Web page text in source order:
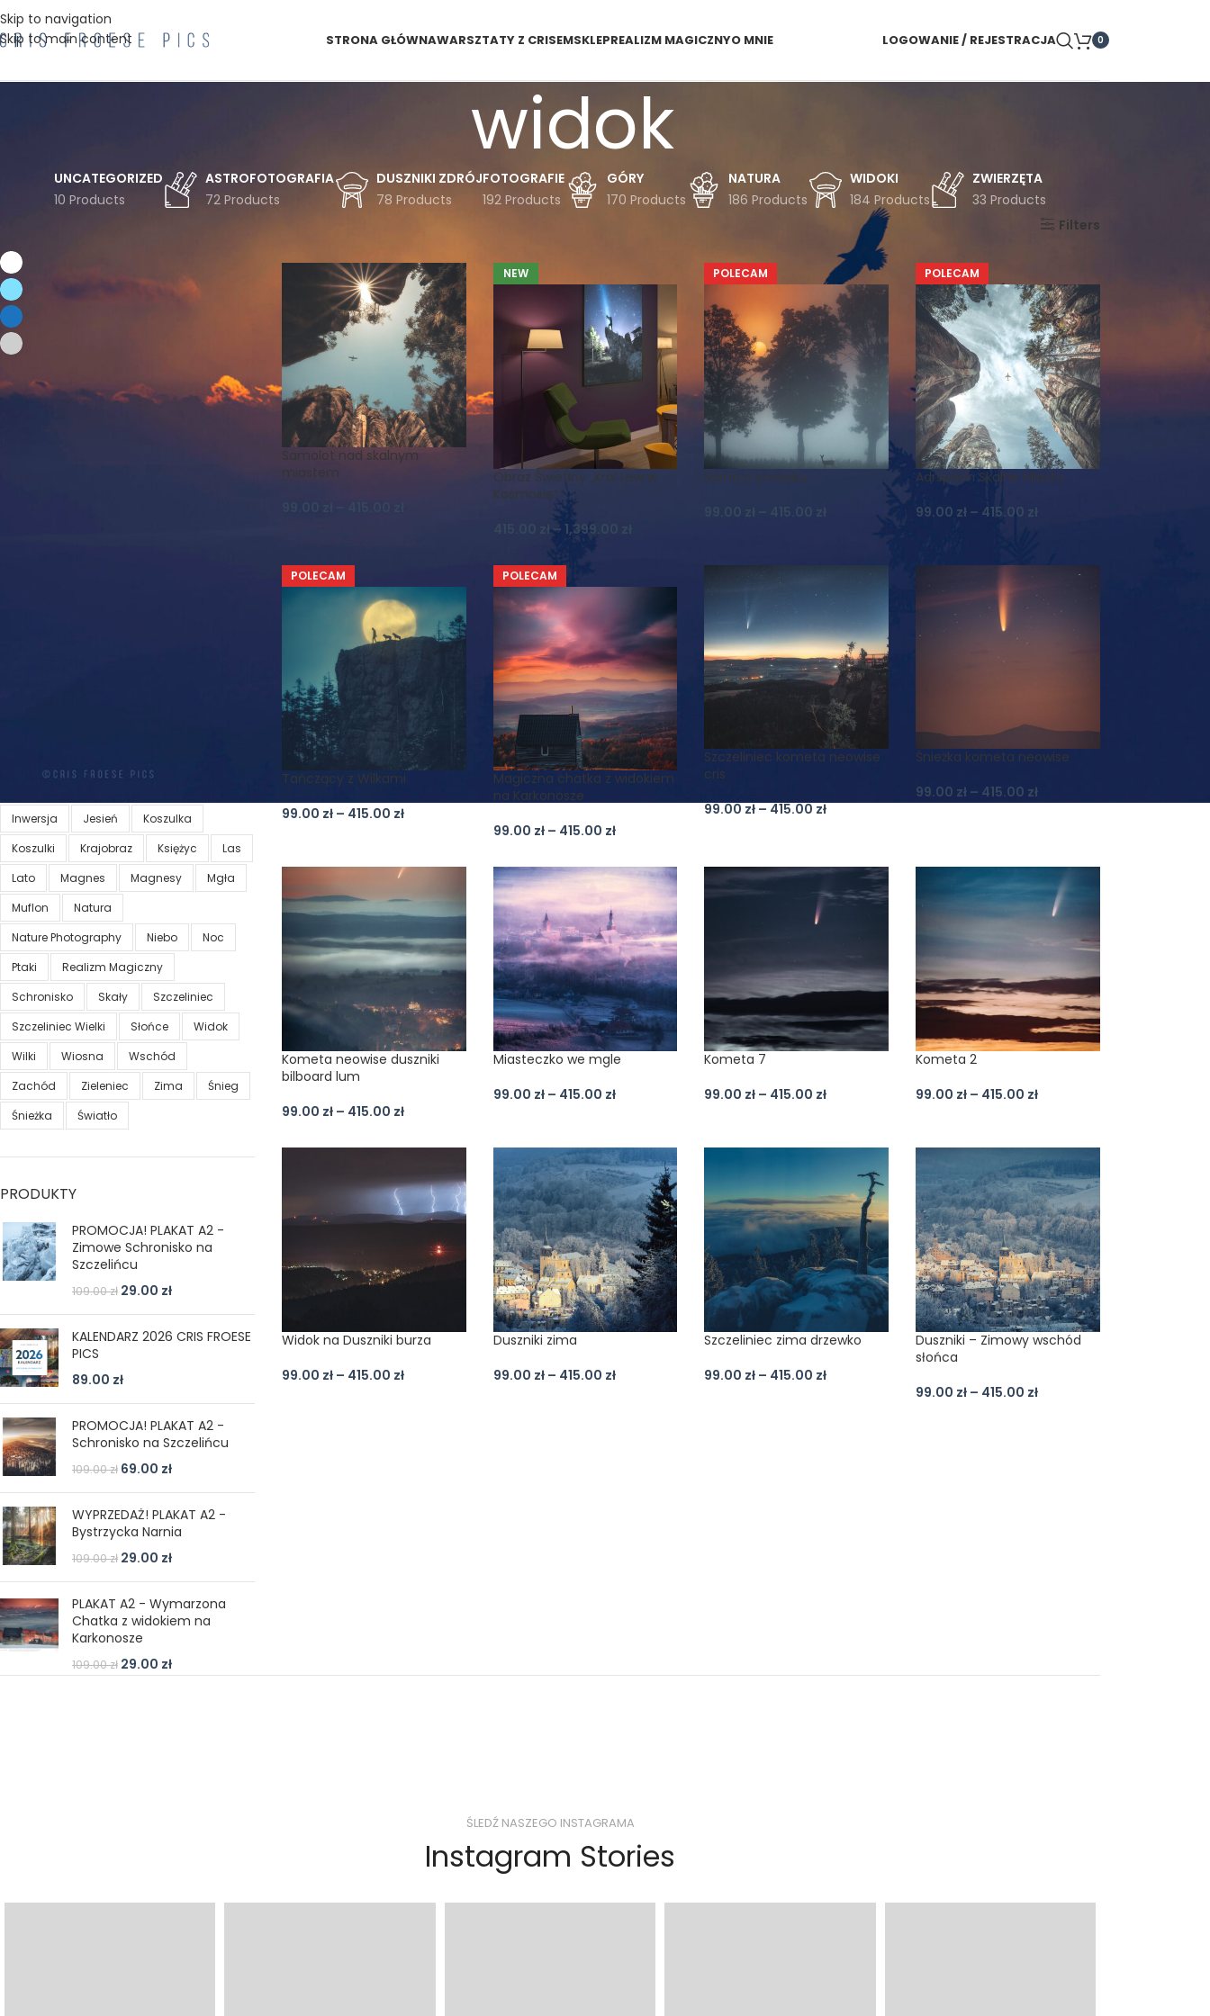
Skip to navigation
Skip to main content
STRONA GŁÓWNAWARSZTATY Z CRISEMSKLEPREALIZM MAGICZNYO MNIE LOGOWANIE / REJESTRACJA 0
widok
UNCATEGORIZED
10 Products
ASTROFOTOGRAFIA
72 Products
DUSZNIKI ZDRÓJ
78 Products
FOTOGRAFIE
192 Products
GÓRY
170 Products
NATURA
186 Products
WIDOKI
184 Products
ZWIERZĘTA
33 Products
Inwersja
Jesień
Koszulka
Koszulki
Krajobraz Księżyc
Las
Lato
Magnes Magnesy
Mgła
Muflon
Natura
Nature Photography
Niebo
Noc
Ptaki
Realizm Magiczny
Schronisko
Skały
Szczeliniec
Szczeliniec Wielki
Słońce
Widok
Wilki
Wiosna
Wschód
Zachód
Zieleniec Zima
Śnieg
Śnieżka
Światło
PRODUKTY
PROMOCJA! PLAKAT A2 -
Zimowe Schronisko na
Szczelińcu
109.00zł 29.00 zł
KALENDARZ 2026 CRIS FROESE
PICS
89.00 zł
PROMOCJA! PLAKAT A2 -
Schronisko na Szczelińcu
109.00zł 69.00 zł
WYPRZEDAŻ! PLAKAT A2 -
Bystrzycka Narnia
109.00zł 29.00 zł
PLAKAT A2 - Wymarzona
Chatka z widokiem na
Karkonosze
109.00zł 29.00 zł
Pokaż 9 Filters
Samolot nad skalnym
miastem
NEW
Obraz Świetlny „Król Lew w
Kosmosie”
zł– 1,399.00
POLECAM
Sarna o poranku
415.00
POLECAM
Adrspach Skalne Miasto
99.00 zł – 415.00 zł
POLECAM
Tańczący z Wilkami
99.00 zł – 415.00 zł
POLECAM
Magiczna chatka z widokiem
na Karkonosze
99.00 zł – 415.00 zł
Szczeliniec kometa neowise
cris
99.00 zł – 415.00 zł
Śnieżka kometa neowise
99.00 zł – 415.00 zł
Kometa neowise duszniki
bilboard lum
99.00 zł – 415.00 zł
Miasteczko we mgle
99.00 zł – 415.00 zł
Kometa 7
99.00 zł – 415.00 zł
Kometa 2
99.00 zł – 415.00 zł
Widok na Duszniki burza
99.00 zł – 415.00 zł
Duszniki zima
99.00 zł – 415.00 zł
Szczeliniec zima drzewko
99.00 zł – 415.00 zł
Duszniki – Zimowy wschód
słońca
99.00 zł – 415.00 zł
ŚLEDŹ NASZEGO INSTAGRAMA
Instagram Stories